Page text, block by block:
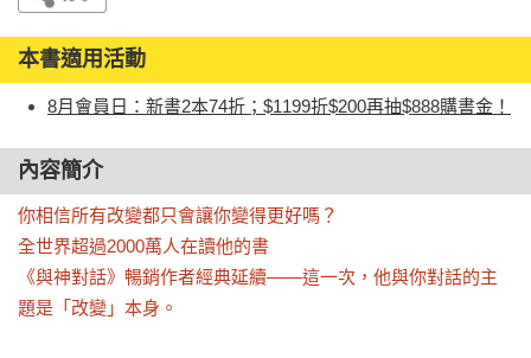
本書適用活動
8月會員日：新書2本74折；$1199折$200再抽$888購書金！
內容簡介
你相信所有改變都只會讓你變得更好嗎？
全世界超過2000萬人在讀他的書
《與神對話》暢銷作者經典延續——這一次，他與你對話的主
題是「改變」本身。